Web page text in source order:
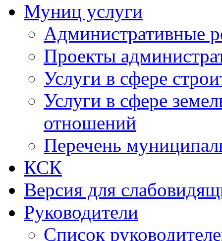
Муниц услуги
Административные
Проекты
Услуги в сфере
Услуги в сфере
отношений
Перечень
КСК
Версия для
Руководители
Список